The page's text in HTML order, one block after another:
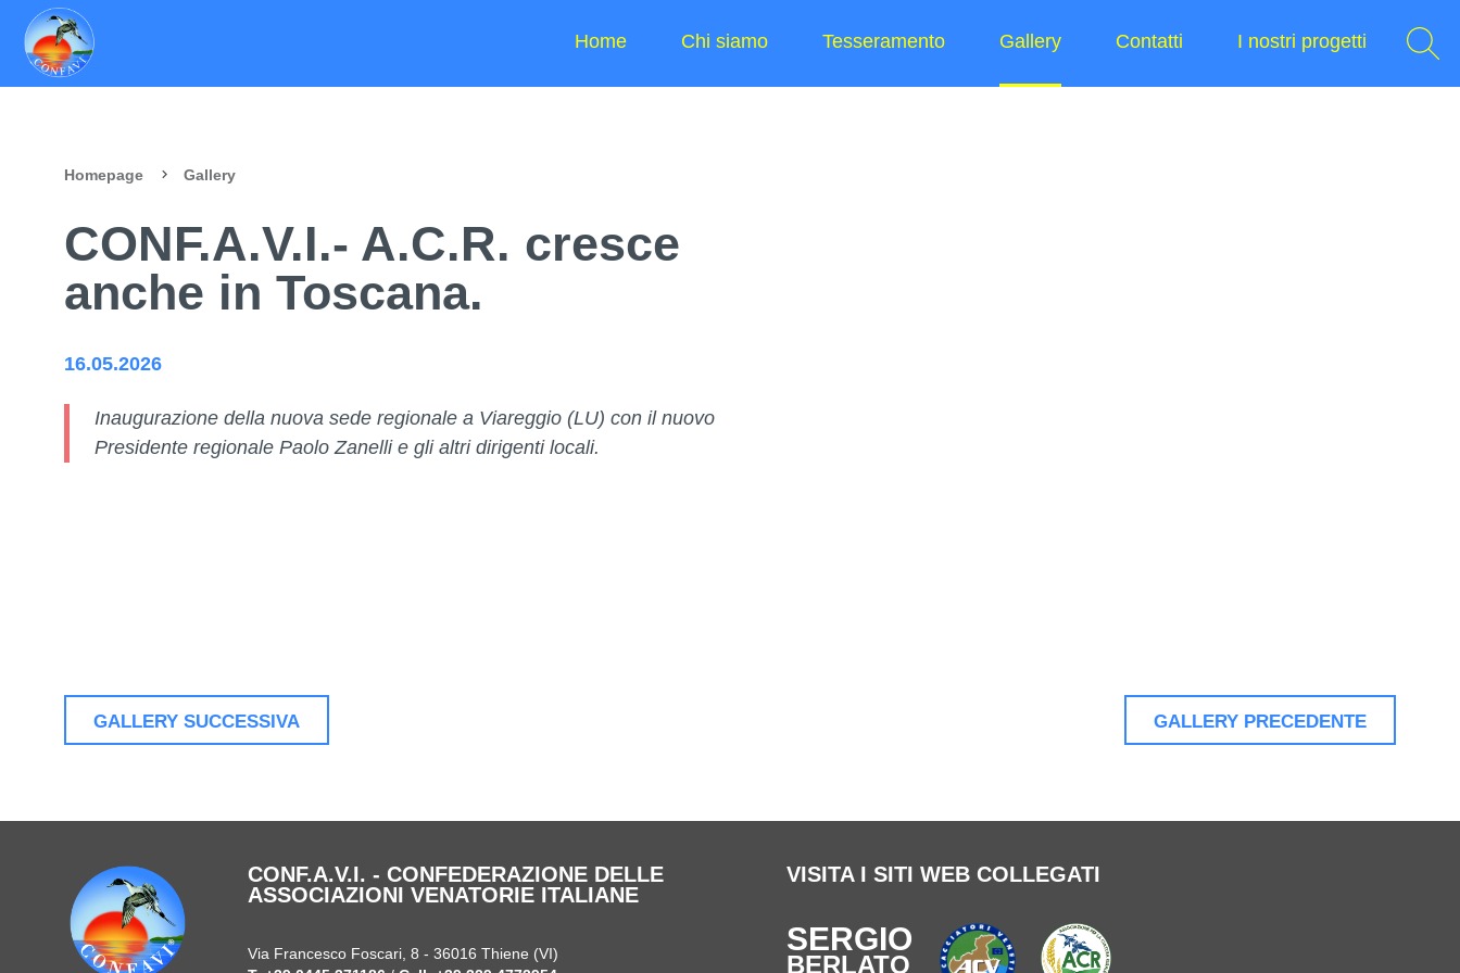
Home Chi siamo Tesseramento Gallery Contatti I nostri progetti
Homepage Gallery
CONF.A.V.I.- A.C.R. cresce
anche in Toscana.
16.05.2026
Inaugurazione della nuova sede regionale a Viareggio (LU) con il nuovo
Presidente regionale Paolo Zanelli e gli altri dirigenti locali.
GALLERY SUCCESSIVA GALLERY PRECEDENTE
CONF.A.V.I. - CONFEDERAZIONE DELLE
ASSOCIAZIONI VENATORIE ITALIANE
Via Francesco Foscari, 8 - 36016 Thiene (VI)
VISITA I SITI WEB COLLEGATI
SERGIO
BERLATO